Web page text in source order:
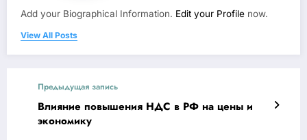
Add your Biographical Information. Edit your Profile now.
View All Posts
Предыдущая запись
Влияние повышения НДС в РФ на цены и
экономику